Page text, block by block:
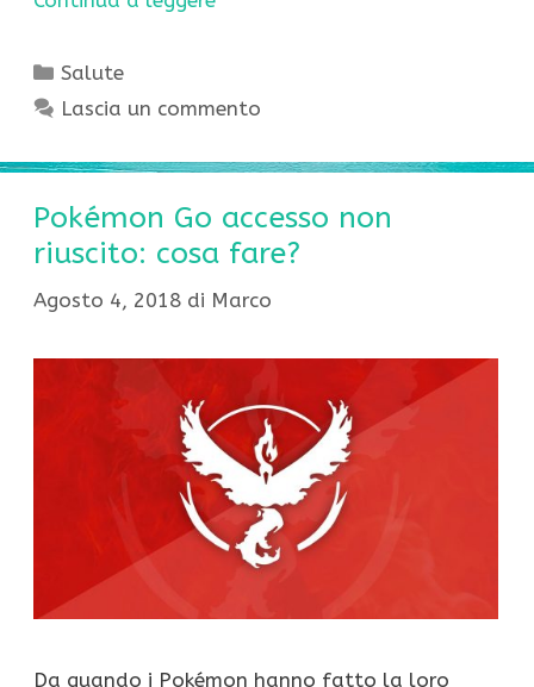
Categorie
Salute
Lascia un commento
Pokémon Go accesso non
riuscito: cosa fare?
Agosto 4, 2018 di Marco
Da quando i Pokémon hanno fatto la loro